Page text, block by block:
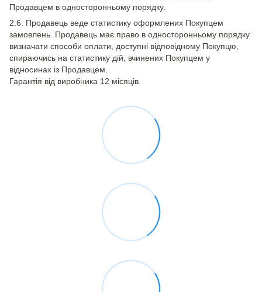
Продавцем в односторонньому порядку.
2.6. Продавець веде статистику оформлених Покупцем
замовлень. Продавець має право в односторонньому порядку
визначати способи оплати, доступні відповідному Покупцю,
спираючись на статистику дій, вчинених Покупцем у
відносинах із Продавцем.
Гарантія від виробника 12 місяців.